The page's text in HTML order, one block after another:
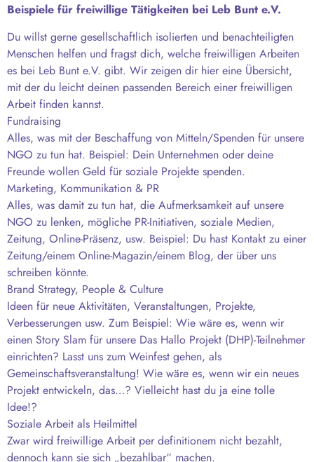
Beispiele für freiwillige Tätigkeiten bei Leb Bunt e.V.
Du willst gerne gesellschaftlich isolierten und benachteiligten
Menschen helfen und fragst dich, welche freiwilligen Arbeiten
es bei Leb Bunt e.V. gibt. Wir zeigen dir hier eine Übersicht,
mit der du leicht deinen passenden Bereich einer freiwilligen
Arbeit finden kannst.
Fundraising
Alles, was mit der Beschaffung von Mitteln/Spenden für unsere
NGO zu tun hat. Beispiel: Dein Unternehmen oder deine
Freunde wollen Geld für soziale Projekte spenden.
Marketing, Kommunikation & PR
Alles, was damit zu tun hat, die Aufmerksamkeit auf unsere
NGO zu lenken, mögliche PR-Initiativen, soziale Medien,
Zeitung, Online-Präsenz, usw. Beispiel: Du hast Kontakt zu einer
Zeitung/einem Online-Magazin/einem Blog, der über uns
schreiben könnte.
Brand Strategy, People & Culture
Ideen für neue Aktivitäten, Veranstaltungen, Projekte,
Verbesserungen usw. Zum Beispiel: Wie wäre es, wenn wir
einen Story Slam für unsere Das Hallo Projekt (DHP)-Teilnehmer
einrichten? Lasst uns zum Weinfest gehen, als
Gemeinschaftsveranstaltung! Wie wäre es, wenn wir ein neues
Projekt entwickeln, das…? Vielleicht hast du ja eine tolle
Idee!?
Soziale Arbeit als Heilmittel
Zwar wird freiwillige Arbeit per definitionem nicht bezahlt,
dennoch kann sie sich „bezahlbar“ machen.